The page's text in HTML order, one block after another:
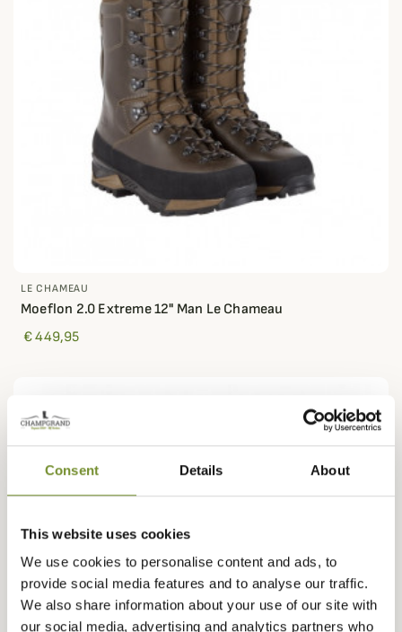
Consent Details About
This website uses cookies
We use cookies to personalise content and ads, to
provide social media features and to analyse our traffic.
We also share information about your use of our site with
our social media, advertising and analytics partners who
LE CHAMEAU
Moeflon 2.0 Extreme 12" Man Le Chameau
€ 449,95